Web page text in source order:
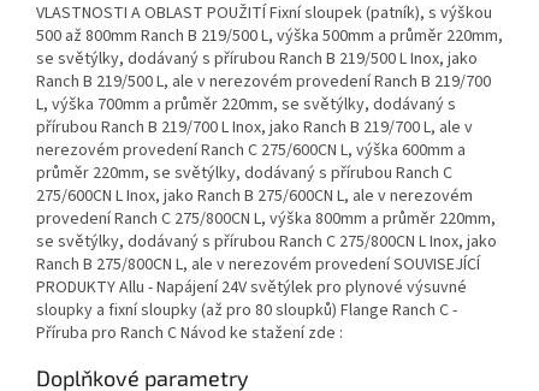
VLASTNOSTI A OBLAST POUŽITÍ Fixní sloupek (patník), s výškou
500 až 800mm Ranch B 219/500 L, výška 500mm a průměr 220mm,
se světýlky, dodávaný s přírubou Ranch B 219/500 L Inox, jako
Ranch B 219/500 L, ale v nerezovém provedení Ranch B 219/700
L, výška 700mm a průměr 220mm, se světýlky, dodávaný s
přírubou Ranch B 219/700 L Inox, jako Ranch B 219/700 L, ale v
nerezovém provedení Ranch C 275/600CN L, výška 600mm a
průměr 220mm, se světýlky, dodávaný s přírubou Ranch C
275/600CN L Inox, jako Ranch B 275/600CN L, ale v nerezovém
provedení Ranch C 275/800CN L, výška 800mm a průměr 220mm,
se světýlky, dodávaný s přírubou Ranch C 275/800CN L Inox, jako
Ranch B 275/800CN L, ale v nerezovém provedení SOUVISEJÍCÍ
PRODUKTY Allu - Napájení 24V světýlek pro plynové výsuvné
sloupky a fixní sloupky (až pro 80 sloupků) Flange Ranch C -
Příruba pro Ranch C Návod ke stažení zde :
Doplňkové parametry